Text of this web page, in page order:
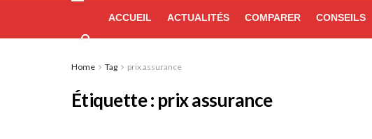
ACCUEIL ACTUALITÉS COMPARER CONSEILS
Home Tag prix assurance
Étiquette : prix assurance